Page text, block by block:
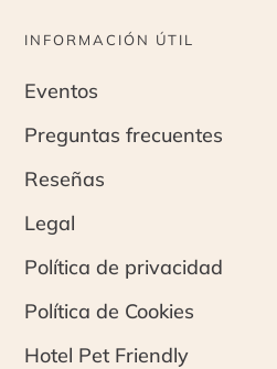
INFORMACIÓN ÚTIL
Eventos
Preguntas frecuentes
Reseñas
Legal
Política de privacidad
Política de Cookies
Hotel Pet Friendly